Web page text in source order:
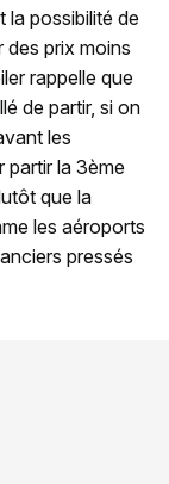
la possibilité de
des prix moins
rappelle que
de partir, si on
les
partir la 3ème
que la
les aéroports
pressés